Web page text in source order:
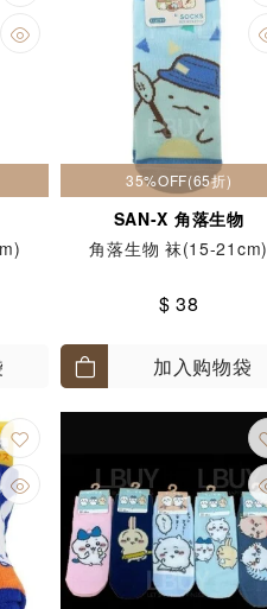
35%OFF(65折)
SAN-X 角落生物
角落生物 袜(15-21cm)
$ 38
加入购物袋